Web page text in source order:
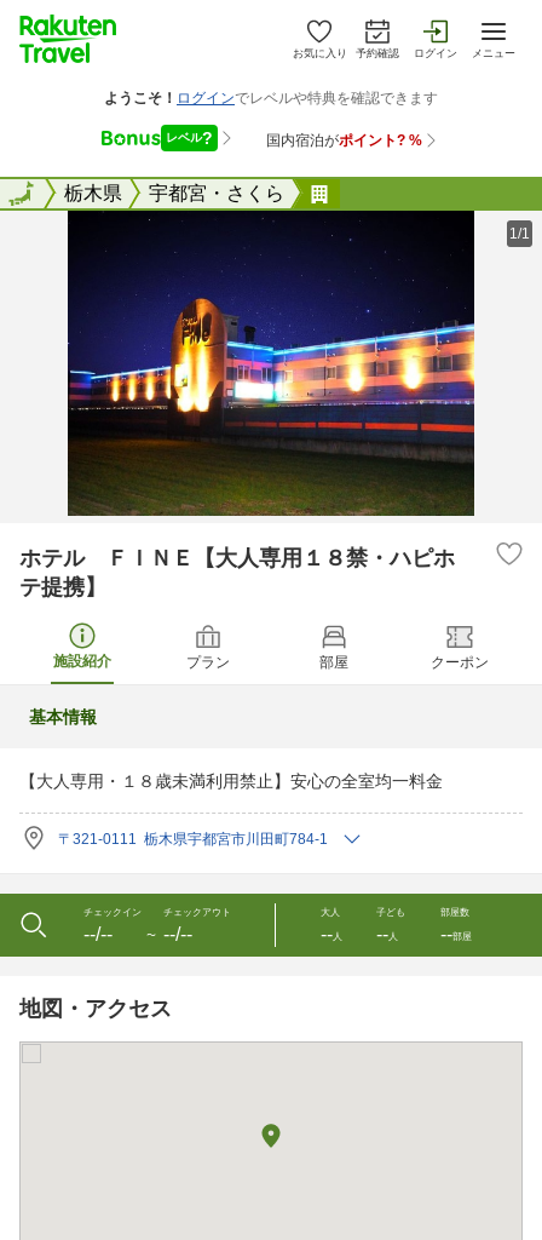
お気に入り 予約確認 ログイン メニュー
全国栃木県 宇都宮・さくら
全国
1/1
ホテル ＦＩＮＥ【大人専用１８禁・ハピホ
テ提携】
施設紹介 プラン 部屋 クーポン
基本情報
【大人専用・１８歳未満利用禁止】安心の全室均一料金
〒321-0111 栃木県宇都宮市川田町784-1
チェックイン
--/-- 〜
チェックアウト
--/--
大人
--人
子ども
--人
部屋数
--部屋
地図・アクセス